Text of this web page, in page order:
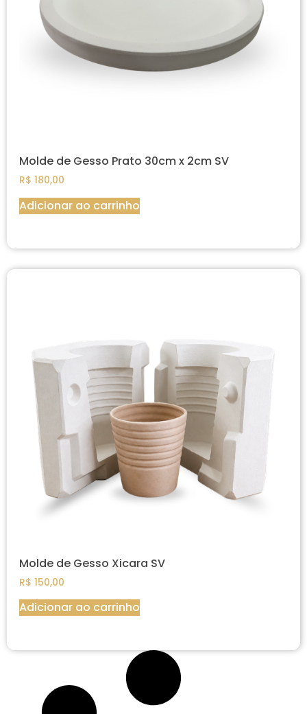
Molde de Gesso Prato 30cm x 2cm SV
R$ 180,00
Adicionar ao carrinho
Molde de Gesso Xicara SV
R$ 150,00
Adicionar ao carrinho